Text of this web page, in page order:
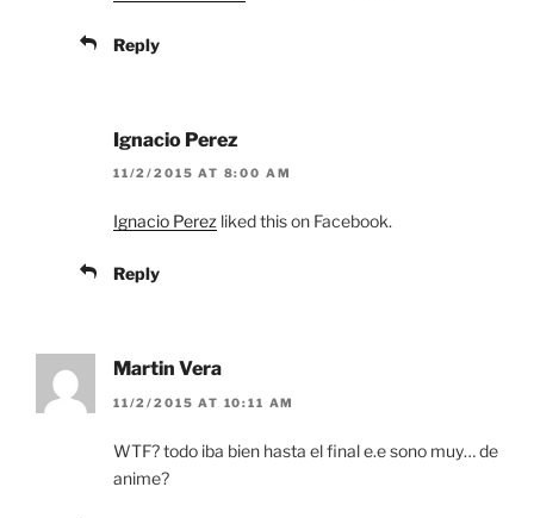
Reply
Ignacio Perez
11/2/2015 AT 8:00 AM
Ignacio Perez liked this on Facebook.
Reply
Martin Vera
11/2/2015 AT 10:11 AM
WTF? todo iba bien hasta el final e.e sono muy… de
anime?